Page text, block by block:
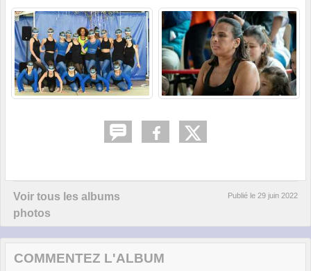
Voir tous les albums
photos
Publié le 29 juin 2022
COMMENTEZ L'ALBUM